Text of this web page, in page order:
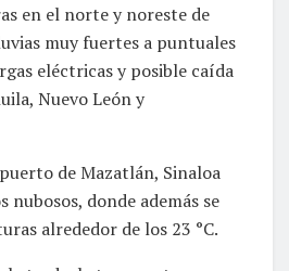
en el norte y noreste de
muy fuertes a puntuales
eléctricas y posible caída
Nuevo León y
de Mazatlán, Sinaloa
nubosos, donde además se
alrededor de los 23 °C.